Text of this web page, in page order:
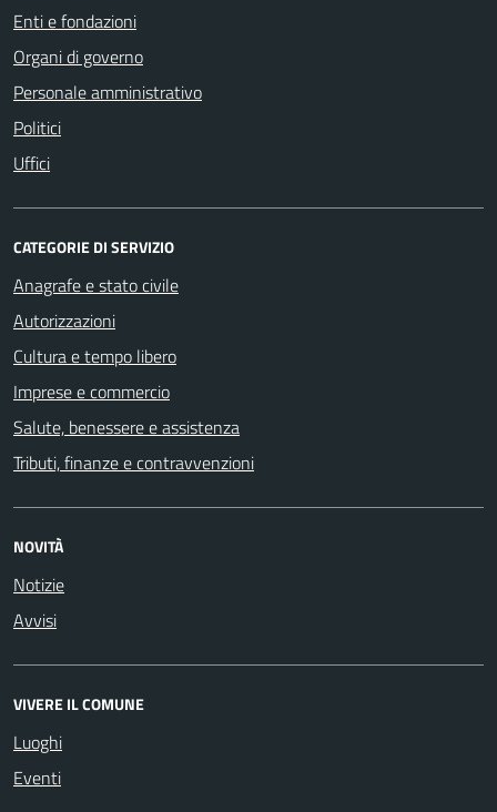
Enti e fondazioni
Organi di governo
Personale amministrativo
Politici
Uffici
CATEGORIE DI SERVIZIO
Anagrafe e stato civile
Autorizzazioni
Cultura e tempo libero
Imprese e commercio
Salute, benessere e assistenza
Tributi, finanze e contravvenzioni
NOVITÀ
Notizie
Avvisi
VIVERE IL COMUNE
Luoghi
Eventi